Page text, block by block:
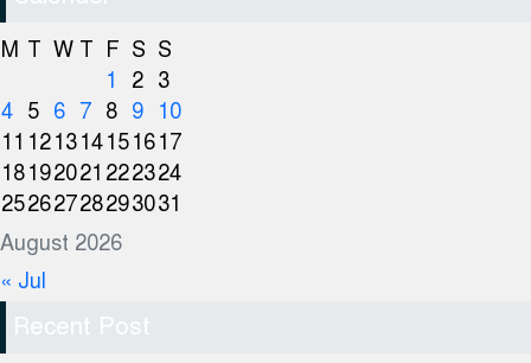
August 2026
M T W T F S S
1
2 3
4 5 6 7 8 9
10
11 121314151617
18192021 222324
25262728293031
« Jul
Recent Post